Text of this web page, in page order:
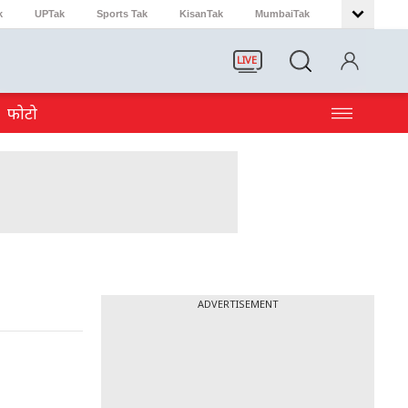
UPTak Sports Tak KisanTak MumbaiTak
LIVE
फोटो
ADVERTISEMENT